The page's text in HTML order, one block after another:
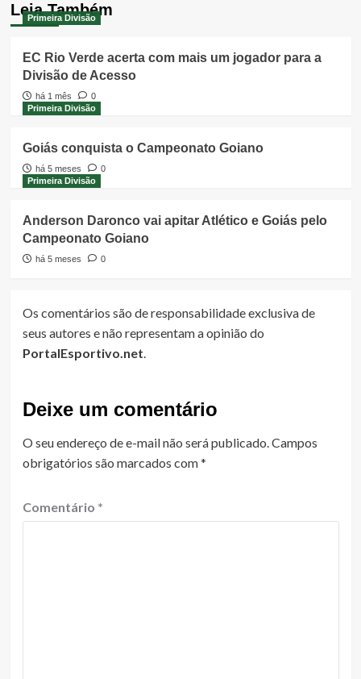
Leia Também
Primeira Divisão
EC Rio Verde acerta com mais um jogador para a
Divisão de Acesso
há 1 mês
0
Primeira Divisão
Goiás conquista o Campeonato Goiano
há 5 meses
0
Primeira Divisão
Anderson Daronco vai apitar Atlético e Goiás pelo
Campeonato Goiano
há 5 meses 0
Os comentários são de responsabilidade exclusiva de
seus autores e não representam a opinião do
PortalEsportivo.net
Deixe um comentário
O seu endereço de e-mail não será publicado. Campos
obrigatórios são marcados com*
Comentário *